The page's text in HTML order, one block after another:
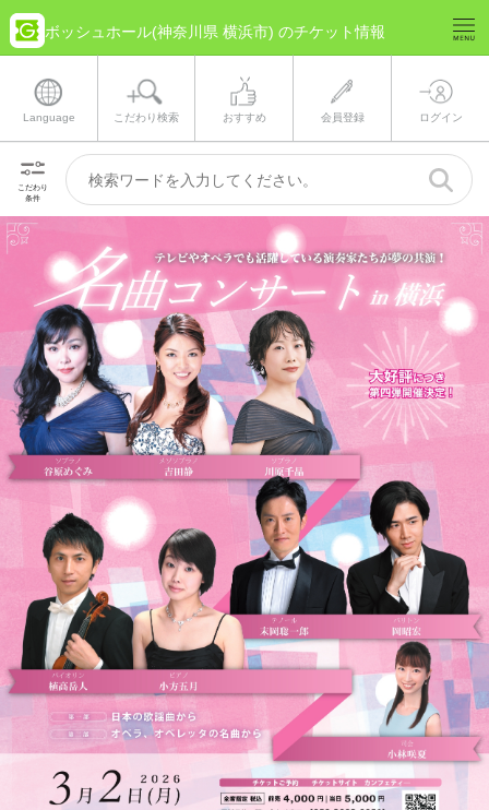
ボッシュホール(神奈川県 横浜市) のチケット情報
Language こだわり検索 おすすめ 会員登録 ログイン
こだわり
条件